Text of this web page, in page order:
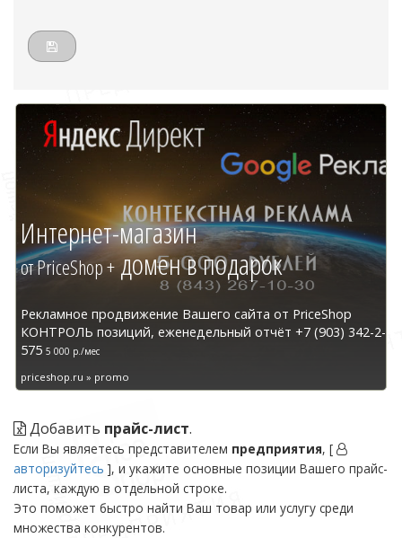
Интернет-магазин
от PriceShop +домен в подарок
Рекламное продвижение Вашего сайта от PriceShop
КОНТРОЛЬ позиций, еженедельный отчёт +7 (903) 342-2-
575 5 000 р./мес
priceshop.ru » promo
Добавить прайс-лист.
Если Вы являетесь представителем предприятия, [
авторизуйтесь ], и укажите основные позиции Вашего прайс-
листа, каждую в отдельной строке.
Это поможет быстро найти Ваш товар или услугу среди
множества конкурентов.